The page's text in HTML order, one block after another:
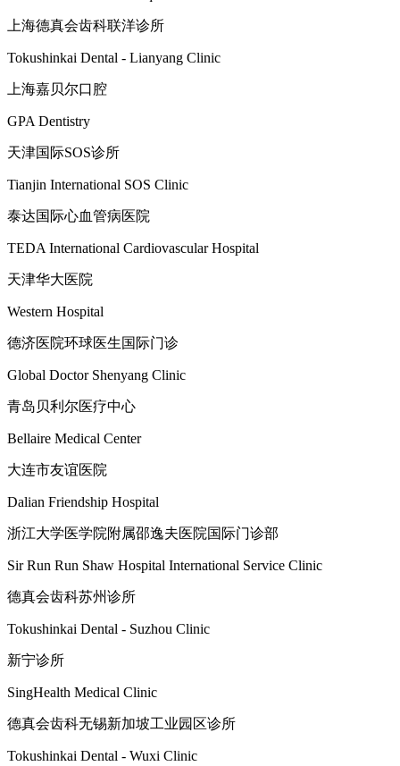
上海德真会齿科联洋诊所
Tokushinkai Dental - Lianyang Clinic
上海嘉贝尔口腔
GPA Dentistry
天津国际SOS诊所
Tianjin International SOS Clinic
泰达国际心血管病医院
TEDA International Cardiovascular Hospital
天津华大医院
Western Hospital
德济医院环球医生国际门诊
Global Doctor Shenyang Clinic
青岛贝利尔医疗中心
Bellaire Medical Center
大连市友谊医院
Dalian Friendship Hospital
浙江大学医学院附属邵逸夫医院国际门诊部
Sir Run Run Shaw Hospital International Service Clinic
德真会齿科苏州诊所
Tokushinkai Dental - Suzhou Clinic
新宁诊所
SingHealth Medical Clinic
德真会齿科无锡新加坡工业园区诊所
Tokushinkai Dental - Wuxi Clinic